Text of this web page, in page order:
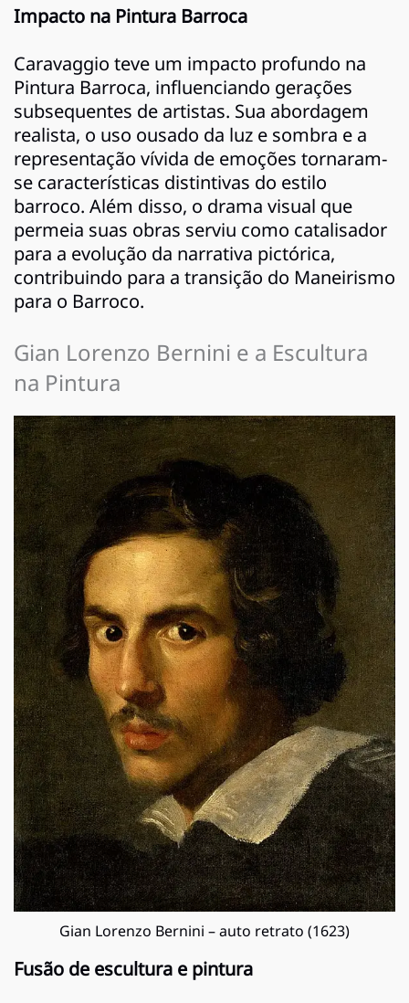
Impacto na Pintura Barroca
Caravaggio teve um impacto profundo na
Pintura Barroca, influenciando gerações
subsequentes de artistas. Sua abordagem
realista, o uso ousado da luz e sombra e a
representação vívida de emoções tornaram-
se características distintivas do estilo
barroco. Além disso, o drama visual que
permeia suas obras serviu como catalisador
para a evolução da narrativa pictórica,
contribuindo para a transição do Maneirismo
para o Barroco.
Gian Lorenzo Bernini e a Escultura
na Pintura
Gian Lorenzo Bernini – auto retrato (1623)
Fusão de escultura e pintura